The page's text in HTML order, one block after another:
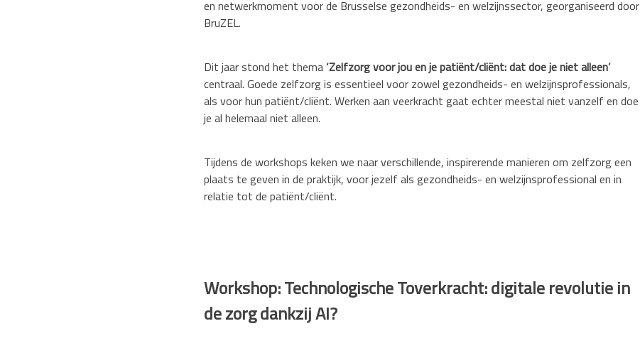
en netwerkmoment voor de Brusselse gezondheids- en welzijnssector, georganiseerd door
BruZEL.
Dit jaar stond het thema ‘Zelfzorg voor jou en je patiënt/cliënt: dat doe je niet alleen’
centraal. Goede zelfzorg is essentieel voor zowel gezondheids- en welzijnsprofessionals,
als voor hun patiënt/cliënt. Werken aan veerkracht gaat echter meestal niet vanzelf en doe
je al helemaal niet alleen.
Tijdens de workshops keken we naar verschillende, inspirerende manieren om zelfzorg een
plaats te geven in de praktijk, voor jezelf als gezondheids- en welzijnsprofessional en in
relatie tot de patiënt/cliënt.
Workshop: Technologische Toverkracht: digitale revolutie in
de zorg dankzij AI?